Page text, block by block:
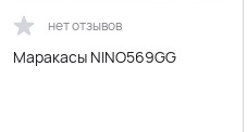
нет отзывов
Маракасы NINO569GG